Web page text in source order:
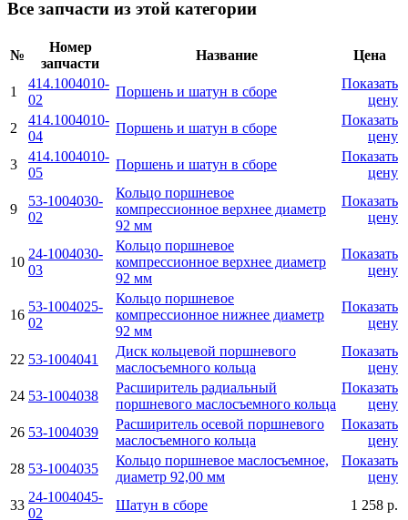
Все запчасти из этой категории
№
Номер
запчасти
Название Цена
1
414.1004010-
02
Поршень и шатун в сборе
Показать
цену
2
414.1004010-
04
Поршень и шатун в сборе
Показать
цену
3
414.1004010-
05
Поршень и шатун в сборе
Показать
цену
9
53-1004030-
02
Кольцо поршневое
компрессионное верхнее диаметр
92 мм
Показать
цену
10
24-1004030-
03
Кольцо поршневое
компрессионное верхнее диаметр
92 мм
Показать
цену
16
53-1004025-
02
Кольцо поршневое
компрессионное нижнее диаметр
92 мм
Показать
цену
22 53-1004041
Диск кольцевой поршневого
маслосъемного кольца
Показать
цену
24 53-1004038
Расширитель радиальный
поршневого маслосъемного кольца
Показать
цену
26 53-1004039
Расширитель осевой поршневого
маслосъемного кольца
Показать
цену
28 53-1004035
Кольцо поршневое маслосъемное,
диаметр 92,00 мм
Показать
цену
33
24-1004045-
02
Шатун в сборе 1 258 р.